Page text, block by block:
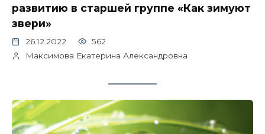
развитию в старшей группе «Как зимуют
звери»
26.12.2022
562
Максимова Екатерина Александровна